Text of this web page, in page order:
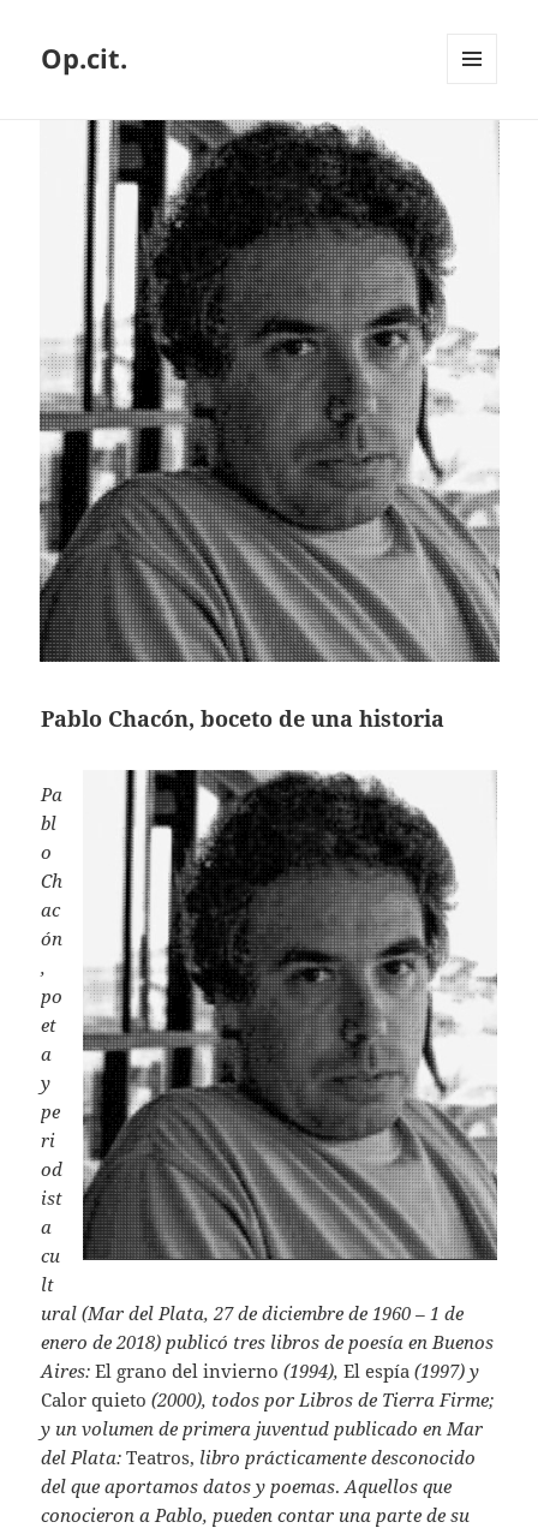
Op.cit.
WIDGETS
Pablo Chacón, boceto de una historia
Pa
bl
o
Ch
ac
ón
,
po
et
a
y
pe
ri
od
ist
a
cu
lt
ural (Mar del Plata, 27 de diciembre de 1960 – 1 de
enero de 2018) publicó tres libros de poesía en Buenos
Aires:El grano del invierno (1994),El espía (1997) y
Calor quieto (2000), todos por Libros de Tierra Firme;
y un volumen de primera juventud publicado en Mar
del Plata: Teatros, libro prácticamente desconocido
del que aportamos datos y poemas.Aquellos que
conocieron a Pablo, pueden contar una parte de su